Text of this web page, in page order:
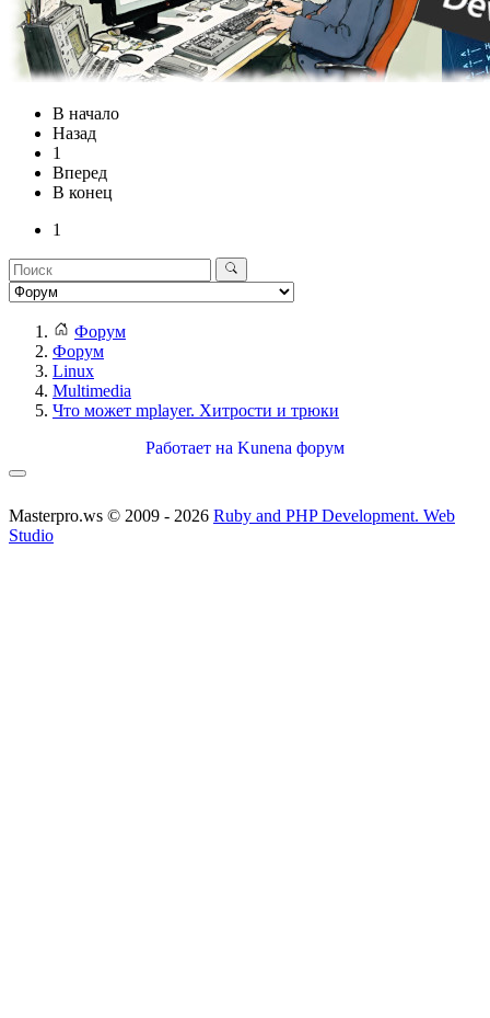
В начало
Назад
1
Вперед
В конец
1
Форум
Форум
Linux
Multimedia
Что может mplayer. Хитрости и трюки
Работает на Kunena форум
Masterpro.ws © 2009 - 2026 Ruby and PHP Development. Web
Studio